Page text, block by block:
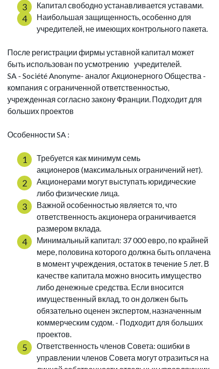
Капитал свободно устанавливается уставами.
Наибольшая защищенность, особенно для
учредителей, не имеющих контрольного пакета.
После регистрации фирмы уставной капитал может
быть использован по усмотрению учредителей.
SA - Société Anonyme- аналог Акционерного Общества -
компания с ограниченной ответственностью,
учрежденная согласно закону Франции. Подходит для
больших проектов
Особенности SA :
Требуется как минимум семь
акционеров (максимальных ограничений нет).
Акционерами могут выступать юридические
либо физические лица.
Важной особенностью является то, что
ответственность акционера ограничивается
размером вклада.
Минимальный капитал: 37 000 евро, по крайней
мере, половина которого должна быть оплачена
в момент учреждения, остаток в течение 5 лет. В
качестве капитала можно вносить имущество
либо денежные средства. Если вносится
имущественный вклад, то он должен быть
обязательно оценен экспертом, назначенным
коммерческим судом. - Подходит для больших
проектов.
Ответственность членов Совета: ошибки в
управлении членов Совета могут отразиться на